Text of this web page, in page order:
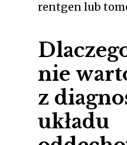
rentgen lub
nie
z
układu